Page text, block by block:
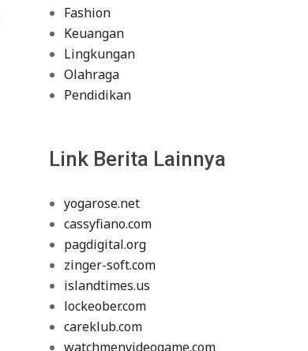
Fashion
Keuangan
Lingkungan
Olahraga
Pendidikan
Link Berita Lainnya
yogarose.net
cassyfiano.com
pagdigital.org
zinger-soft.com
islandtimes.us
lockeober.com
careklub.com
watchmenvideogame.com